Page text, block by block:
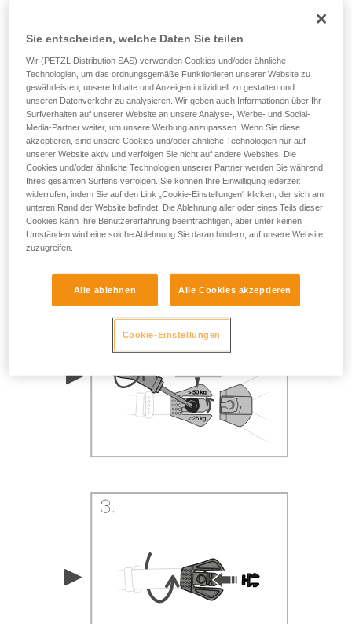
noch andere Techniken, die hier nicht
beschrieben werden.
Sie entscheiden, welche Daten Sie teilen
Wir (PETZL Distribution SAS) verwenden Cookies und/oder ähnliche
Technologien, um das ordnungsgemäße Funktionieren unserer Website zu
gewährleisten, unsere Inhalte und Anzeigen individuell zu gestalten und
unseren Datenverkehr zu analysieren. Wir geben auch Informationen über Ihr
Surfverhalten auf unserer Website an unsere Analyse-, Werbe- und Social-
Media-Partner weiter, um unsere Werbung anzupassen. Wenn Sie diese
akzeptieren, sind unsere Cookies und/oder ähnliche Technologien nur auf
unserer Website aktiv und verfolgen Sie nicht auf andere Websites. Die
Cookies und/oder ähnliche Technologien unserer Partner werden Sie während
Ihres gesamten Surfens verfolgen. Sie können Ihre Einwilligung jederzeit
widerrufen, indem Sie auf den Link „Cookie-Einstellungen“ klicken, der sich am
unteren Rand der Website befindet. Die Ablehnung aller oder eines Teils dieser
Cookies kann Ihre Benutzererfahrung beeinträchtigen, aber unter keinen
Umständen wird eine solche Ablehnung Sie daran hindern, auf unsere Website
zuzugreifen.
Alle ablehnen Alle Cookies akzeptieren
Cookie-Einstellungen